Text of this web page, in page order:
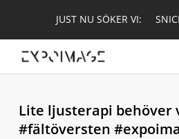
main
content
JUST NU SÖKER VI:
Lite ljusterapi behöver
#fältöversten